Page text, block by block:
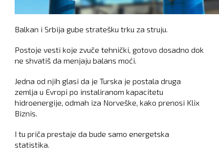
Balkan i Srbija gube stratešku trku za struju.
Postoje vesti koje zvuče tehnički, gotovo dosadno dok
ne shvatiš da menjaju balans moći.
Jedna od njih glasi da je Turska je postala druga
zemlja u Evropi po instaliranom kapacitetu
hidroenergije, odmah iza Norveške, kako prenosi Klix
Biznis.
I tu priča prestaje da bude samo energetska
statistika.